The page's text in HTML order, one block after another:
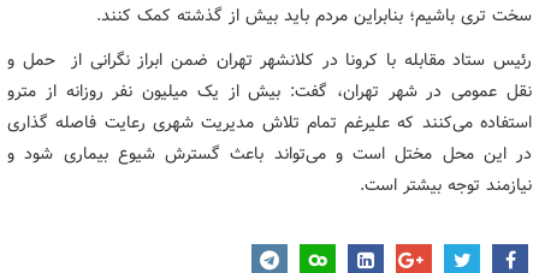
سخت تری باشیم؛ بنابراین مردم باید بیش از گذشته کمک کنند.
رئیس ستاد مقابله با کرونا در کلانشهر تهران ضمن ابراز نگرانی از حمل و
نقل عمومی در شهر تهران، گفت: بیش از یک میلیون نفر روزانه از مترو
استفاده می‌کنند که علیرغم تمام تلاش مدیریت شهری رعایت فاصله گذاری
در این محل مختل است و می‌تواند باعث گسترش شیوع بیماری شود و
نیازمند توجه بیشتر است.